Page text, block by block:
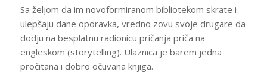
Sa željom da im novoformiranom bibliotekom skrate i
ulepšaju dane oporavka, vredno zovu svoje drugare da
dodju na besplatnu radionicu pričanja priča na
engleskom (storytelling). Ulaznica je barem jedna
pročitana i dobro očuvana knjiga.